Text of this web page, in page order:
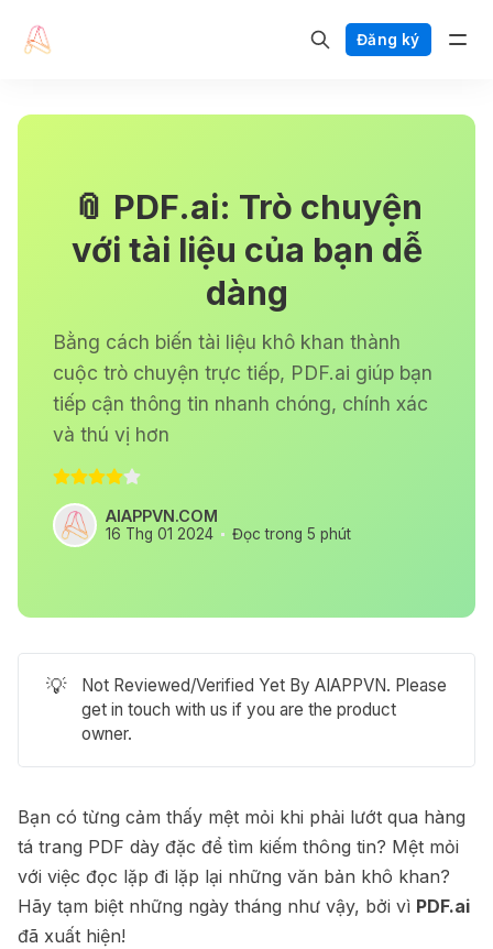
Đăng ký
📎 PDF.ai: Trò chuyện
với tài liệu của bạn dễ
dàng
Bằng cách biến tài liệu khô khan thành
cuộc trò chuyện trực tiếp, PDF.ai giúp bạn
tiếp cận thông tin nhanh chóng, chính xác
và thú vị hơn
AIAPPVN.COM
16 Thg 01 2024 Đọc trong 5 phút
💡
Not Reviewed/Verified Yet By AIAPPVN. Please
get in touch with us if you are the product
owner.
Bạn có từng cảm thấy mệt mỏi khi phải lướt qua hàng
tá trang PDF dày đặc để tìm kiếm thông tin? Mệt mỏi
với việc đọc lặp đi lặp lại những văn bản khô khan?
Hãy tạm biệt những ngày tháng như vậy, bởi vì PDF.ai
đã xuất hiện!